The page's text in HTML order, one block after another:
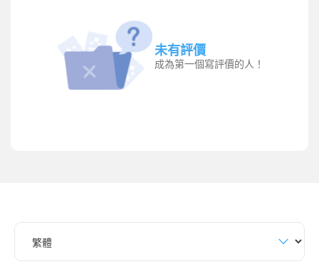
未有評價
成為第一個寫評價的人！